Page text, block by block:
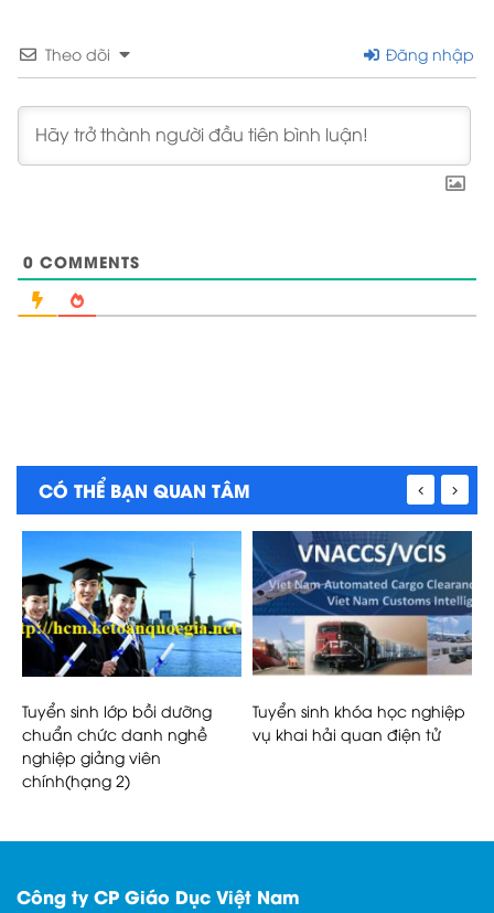
Theo dõi Đăng nhập
0 COMMENTS
CÓ THỂ BẠN QUAN TÂM
Tuyển sinh lớp bồi dưỡng
chuẩn chức danh nghề
nghiệp giảng viên
chính(hạng 2)
Tuyển sinh khóa học nghiệp
vụ khai hải quan điện tử
Công ty CP Giáo Dục Việt Nam